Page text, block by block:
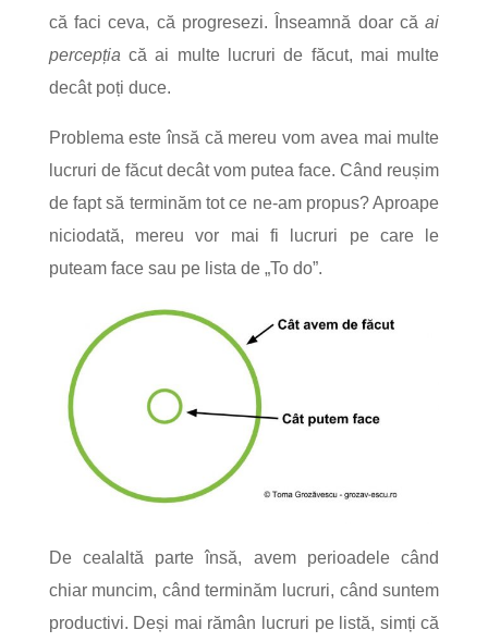
că faci ceva, că progresezi. Înseamnă doar căai
percepția că ai multe lucruri de făcut, mai multe
decât poți duce.
Problema este însă că mereu vom avea mai multe
lucruri de făcut decât vom putea face. Când reușim
de fapt să terminăm tot ce ne-am propus? Aproape
niciodată, mereu vor mai fi lucruri pe care le
puteam face sau pe lista de „To do”.
De cealaltă parte însă, avem perioadele când
chiar muncim, când terminăm lucruri, când suntem
productivi. Deși mai rămân lucruri pe listă, simți că